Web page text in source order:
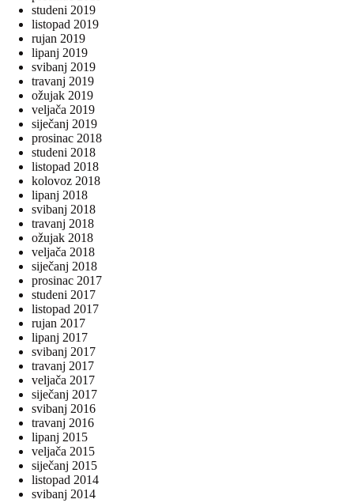
studeni 2019
listopad 2019
rujan 2019
lipanj 2019
svibanj 2019
travanj 2019
ožujak 2019
veljača 2019
siječanj 2019
prosinac 2018
studeni 2018
listopad 2018
kolovoz 2018
lipanj 2018
svibanj 2018
travanj 2018
ožujak 2018
veljača 2018
siječanj 2018
prosinac 2017
studeni 2017
listopad 2017
rujan 2017
lipanj 2017
svibanj 2017
travanj 2017
veljača 2017
siječanj 2017
svibanj 2016
travanj 2016
lipanj 2015
veljača 2015
siječanj 2015
listopad 2014
svibanj 2014